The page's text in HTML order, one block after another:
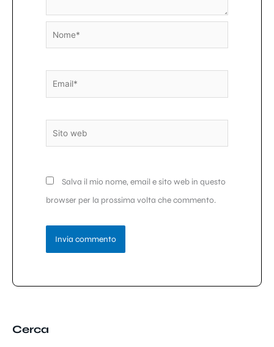
Nome*
Email*
Sito
web
Salva il mio nome, email e sito web in questo
browser per la prossima volta che commento.
Cerca